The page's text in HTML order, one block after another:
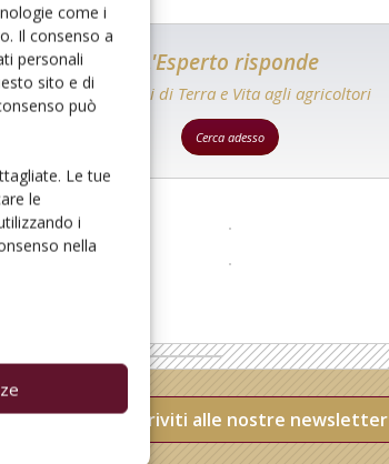
come i
Il consenso a
personali
sito e di
può
Le tue
le
i
nella
L'Esperto risponde
I consigli di Terra e Vita agli agricoltori
Cerca adesso
Iscriviti alle nostre newsletter